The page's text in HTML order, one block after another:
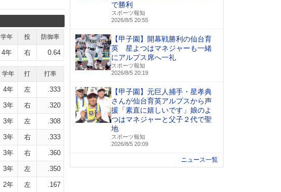
学年 投 防御率
4年 右 0.64
学年 打 打率
4年 左 .333
3年 右 .320
3年 左 .308
3年 右 .333
3年 右 .360
3年 左 .350
2年 左 .167
で勝利
スポーツ報知
2026/8/5 20:55
【甲子園】開幕戦勝利の仙台育
英 星よつはマネジャーも一緒
にアルプス席へ一礼
スポーツ報知
2026/8/5 20:19
【甲子園】元巨人捕手・星孝典
さんが仙台育英アルプスから声
援「素直に嬉しいです」娘のよ
つはマネジャーと父子２代で聖
地
スポーツ報知
2026/8/5 20:09
ニュース一覧